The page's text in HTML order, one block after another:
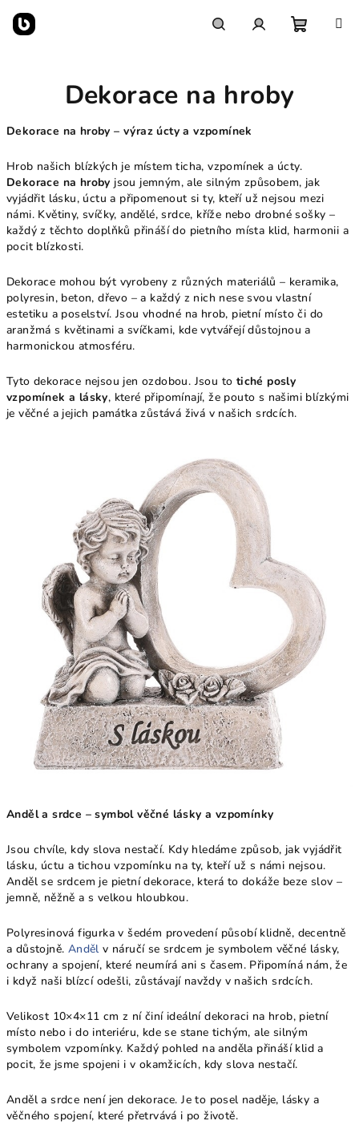
obsah
Dekorace na hroby
Dekorace na hroby – výraz úcty a vzpomínek
Hrob našich blízkých je místem ticha, vzpomínek a úcty.
Dekorace na hroby jsou jemným, ale silným způsobem, jak
vyjádřit lásku, úctu a připomenout si ty, kteří už nejsou mezi
námi. Květiny, svíčky, andělé, srdce, kříže nebo drobné sošky –
každý z těchto doplňků přináší do pietního místa klid, harmonii a
pocit blízkosti.
Dekorace mohou být vyrobeny z různých materiálů – keramika,
polyresin, beton, dřevo – a každý z nich nese svou vlastní
estetiku a poselství. Jsou vhodné na hrob, pietní místo či do
aranžmá s květinami a svíčkami, kde vytvářejí důstojnou a
harmonickou atmosféru.
Tyto dekorace nejsou jen ozdobou. Jsou to tiché posly
vzpomínek a lásky, které připomínají, že pouto s našimi blízkými
je věčné a jejich památka zůstává živá v našich srdcích.
Anděl a srdce – symbol věčné lásky a vzpomínky
Jsou chvíle, kdy slova nestačí. Kdy hledáme způsob, jak vyjádřit
lásku, úctu a tichou vzpomínku na ty, kteří už s námi nejsou.
Anděl se srdcem je pietní dekorace, která to dokáže beze slov –
jemně, něžně a s velkou hloubkou.
Polyresinová figurka v šedém provedení působí klidně, decentně
a důstojně. Anděl v náručí se srdcem je symbolem věčné lásky,
ochrany a spojení, které neumírá ani s časem. Připomíná nám, že
i když naši blízcí odešli, zůstávají navždy v našich srdcích.
Velikost 10×4×11 cm z ní činí ideální dekoraci na hrob, pietní
místo nebo i do interiéru, kde se stane tichým, ale silným
symbolem vzpomínky. Každý pohled na anděla přináší klid a
pocit, že jsme spojeni i v okamžicích, kdy slova nestačí.
Anděl a srdce není jen dekorace. Je to posel naděje, lásky a
věčného spojení, které přetrvává i po životě.